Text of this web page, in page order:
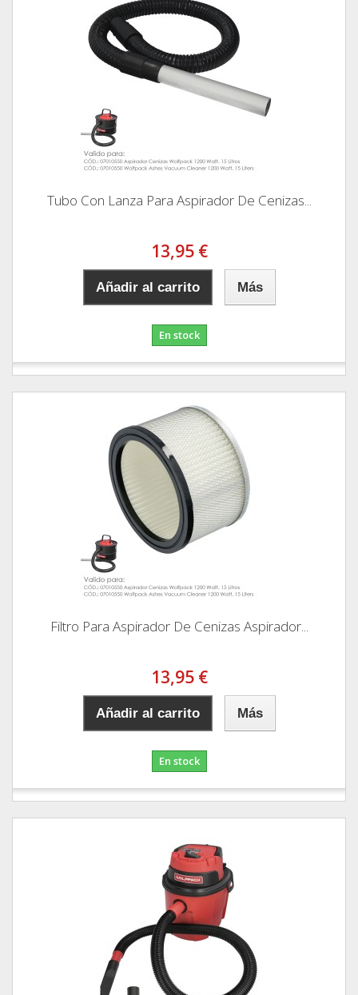
Tubo Con Lanza Para Aspirador De Cenizas...
13,95 €
Añadir al carrito Más
En stock
Filtro Para Aspirador De Cenizas Aspirador...
13,95 €
Añadir al carrito Más
En stock